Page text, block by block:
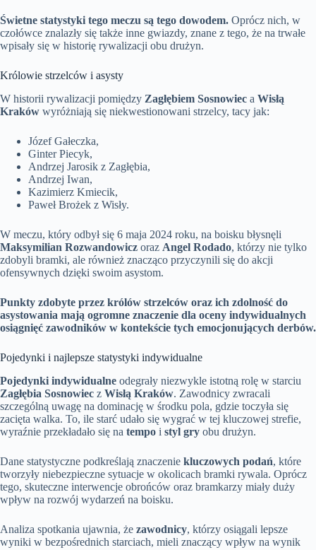
Świetne statystyki tego meczu są tego dowodem. Oprócz nich, w
czołówce znalazły się także inne gwiazdy, znane z tego, że na trwałe
wpisały się w historię rywalizacji obu drużyn.
Królowie strzelców i asysty
W historii rywalizacji pomiędzy Zagłębiem Sosnowiec a Wisłą
Kraków wyróżniają się niekwestionowani strzelcy, tacy jak:
Józef Gałeczka,
Ginter Piecyk,
Andrzej Jarosik z Zagłębia,
Andrzej Iwan,
Kazimierz Kmiecik,
Paweł Brożek z Wisły.
W meczu, który odbył się 6 maja 2024 roku, na boisku błysnęli
Maksymilian Rozwandowicz oraz Angel Rodado, którzy nie tylko
zdobyli bramki, ale również znacząco przyczynili się do akcji
ofensywnych dzięki swoim asystom.
Punkty zdobyte przez królów strzelców oraz ich zdolność do
asystowania mają ogromne znaczenie dla oceny indywidualnych
osiągnięć zawodników w kontekście tych emocjonujących derbów.
Pojedynki i najlepsze statystyki indywidualne
Pojedynki indywidualne odegrały niezwykle istotną rolę w starciu
Zagłębia Sosnowiec z Wisłą Kraków. Zawodnicy zwracali
szczególną uwagę na dominację w środku pola, gdzie toczyła się
zacięta walka. To, ile starć udało się wygrać w tej kluczowej strefie,
wyraźnie przekładało się na tempo i styl gry obu drużyn.
Dane statystyczne podkreślają znaczenie kluczowych podań, które
tworzyły niebezpieczne sytuacje w okolicach bramki rywala. Oprócz
tego, skuteczne interwencje obrońców oraz bramkarzy miały duży
wpływ na rozwój wydarzeń na boisku.
Analiza spotkania ujawnia, że zawodnicy, którzy osiągali lepsze
wyniki w bezpośrednich starciach, mieli znaczący wpływ na wynik